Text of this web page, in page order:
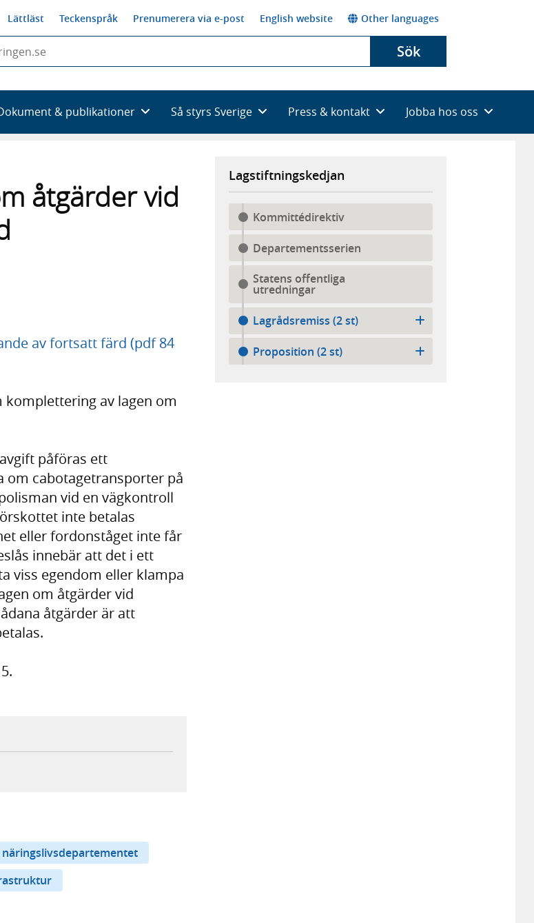
Lättläst Teckenspråk Prenumerera via e-post English website Other languages
Sök
& publikationer Så styrs Sverige Press & kontakt Jobba hos oss
åtgärder vid
av fortsatt färd (pdf 84
av lagen om
påföras ett
cabotagetransporter på
vid en vägkontroll
inte betalas
eller fordonståget inte får
innebär att det i ett
viss egendom eller klampa
om åtgärder vid
åtgärder är att
Lagstiftningskedjan
Kommittédirektiv
Departementsserien
Statens offentliga
utredningar
Lagrådsremiss (2 st)
Proposition (2 st)
näringslivsdepartementet